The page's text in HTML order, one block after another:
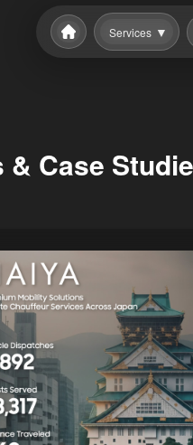
Services
& Case